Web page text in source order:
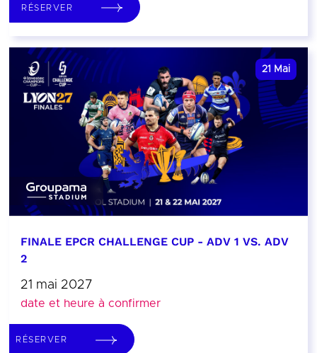
RÉSERVER
21 Mai
FINALE EPCR CHALLENGE CUP - ADV 1 VS. ADV
2
21 mai 2027
date et heure à confirmer
RÉSERVER